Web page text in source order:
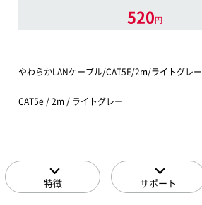
520円
やわらかLANケーブル/CAT5E/2m/ライトグレー
CAT5e / 2m / ライトグレー
特徴 サポート